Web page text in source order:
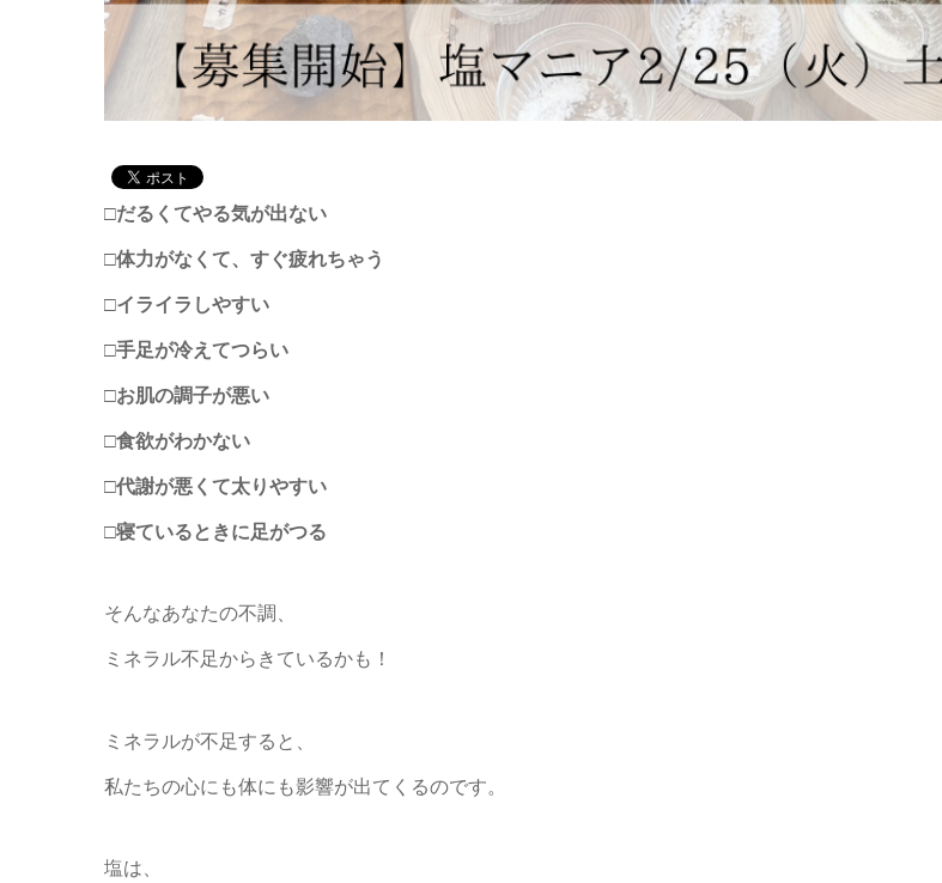
□だるくてやる気が出ない
□体力がなくて、すぐ疲れちゃう
□イライラしやすい
□手足が冷えてつらい
□お肌の調子が悪い
□食欲がわかない
□代謝が悪くて太りやすい
□寝ているときに足がつる
そんなあなたの不調、
ミネラル不足からきているかも！
ミネラルが不足すると、
私たちの心にも体にも影響が出てくるのです。
塩は、